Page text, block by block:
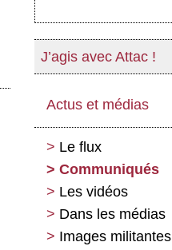
J’agis avec Attac !
Actus et médias
Le flux
Communiqués
Les vidéos
Dans les médias
Images militantes